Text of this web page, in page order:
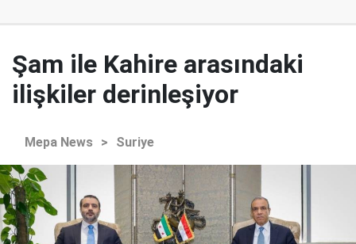
Şam ile Kahire arasındaki
ilişkiler derinleşiyor
Mepa News > Suriye